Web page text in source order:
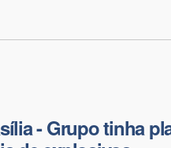
- Grupo tinha